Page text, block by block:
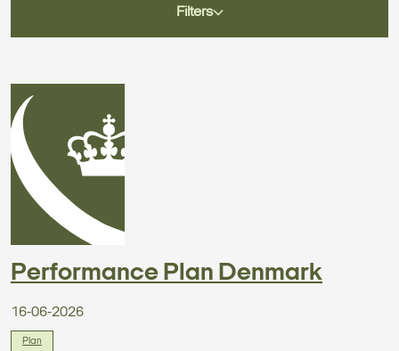
Filters
Performance Plan Denmark
16-06-2026
Plan